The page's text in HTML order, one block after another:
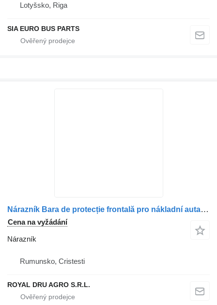
Lotyšsko, Riga
SIA EURO BUS PARTS
Nárazník Bara de protecție frontală pro nákladní auta Volvo – Uzată, Neagră
Cena na vyžádání
Nárazník
Rumunsko, Cristesti
ROYAL DRU AGRO S.R.L.